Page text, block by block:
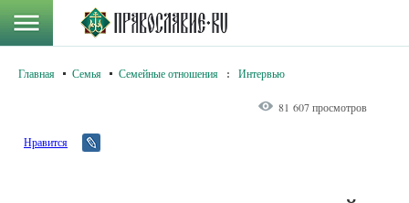
Главная Семья Семейные отношения : Интервью
81 607 просмотров
Нравится